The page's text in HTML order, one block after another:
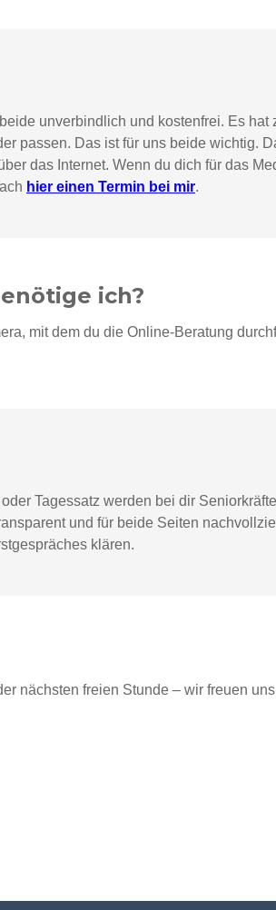
unverbindlich und kostenfrei. Es hat
passen. Das ist für uns beide wichtig.
das Internet. Wenn du dich für das
hier einen Termin bei mir.
ich?
mit dem du die Online-Beratung
Tagessatz werden bei dir
und für beide Seiten
klären.
nächsten freien Stunde – wir freuen